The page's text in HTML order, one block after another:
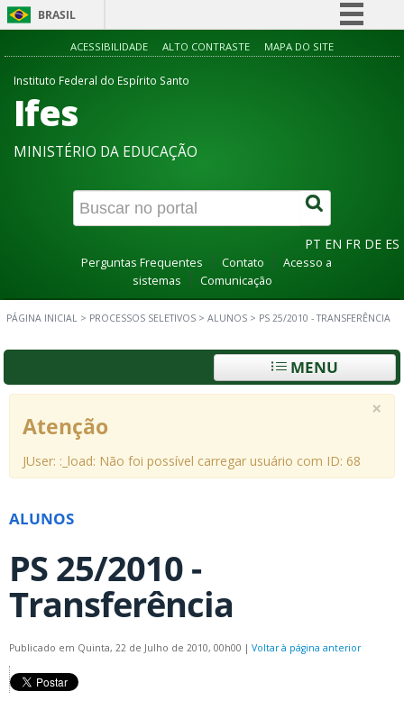
BRASIL
Simplifique!
Canais
ACESSIBILIDADE ALTO CONTRASTE MAPA DO SITE
Instituto Federal do Espírito Santo
Ifes
MINISTÉRIO DA EDUCAÇÃO
PT EN FR DE ES
Perguntas Frequentes Contato
Acesso a
sistemas
Comunicação
PÁGINA INICIAL > PROCESSOS SELETIVOS > ALUNOS > PS 25/2010 - TRANSFERÊNCIA
MENU
×
Atenção
JUser: :_load: Não foi possível carregar usuário com ID: 68
ALUNOS
PS 25/2010 -
Transferência
Publicado em Quinta, 22 de Julho de 2010, 00h00 | Voltar à página anterior